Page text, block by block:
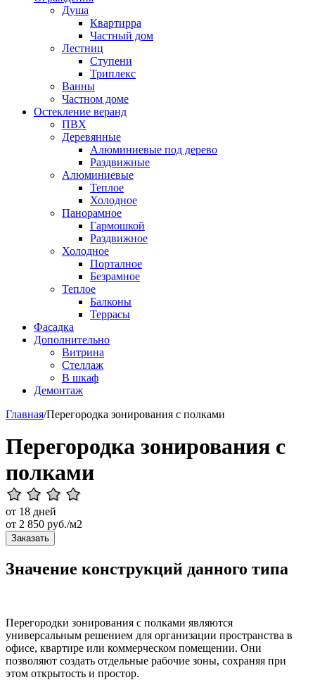
Душа
Квартирра
Частный дом
Лестниц
Ступени
Триплекс
Ванны
Частном доме
Остекление веранд
ПВХ
Деревянные
Алюминиевые под дерево
Раздвижные
Алюминиевые
Теплое
Холодное
Панорамное
Гармошкой
Раздвижное
Холодное
Порталное
Безрамное
Теплое
Балконы
Террасы
Фасадка
Дополнительно
Витрина
Стеллаж
В шкаф
Демонтаж
Главная/Перегородка зонирования с полками
Перегородка зонирования с
полками
от 18 дней
от 2 850 руб./м2
Заказать
Значение конструкций данного типа
Перегородки зонирования с полками являются
универсальным решением для организации пространства в
офисе, квартире или коммерческом помещении. Они
позволяют создать отдельные рабочие зоны, сохраняя при
этом открытость и простор.